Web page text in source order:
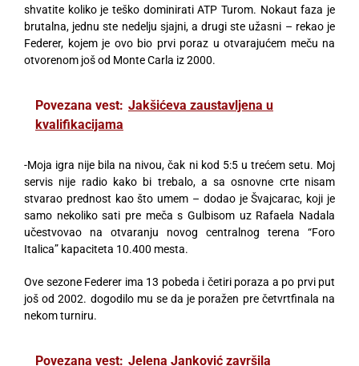
shvatite koliko je teško dominirati ATP Turom. Nokaut faza je
brutalna, jednu ste nedelju sjajni, a drugi ste užasni – rekao je
Federer, kojem je ovo bio prvi poraz u otvarajućem meču na
otvorenom još od Monte Carla iz 2000.
Povezana vest: Jakšićeva zaustavljena u
kvalifikacijama
-Moja igra nije bila na nivou, čak ni kod 5:5 u trećem setu. Moj
servis nije radio kako bi trebalo, a sa osnovne crte nisam
stvarao prednost kao što umem – dodao je Švajcarac, koji je
samo nekoliko sati pre meča s Gulbisom uz Rafaela Nadala
učestvovao na otvaranju novog centralnog terena “Foro
Italica” kapaciteta 10.400 mesta.
Ove sezone Federer ima 13 pobeda i četiri poraza a po prvi put
još od 2002. dogodilo mu se da je poražen pre četvrtfinala na
nekom turniru.
Povezana vest: Jelena Janković završila